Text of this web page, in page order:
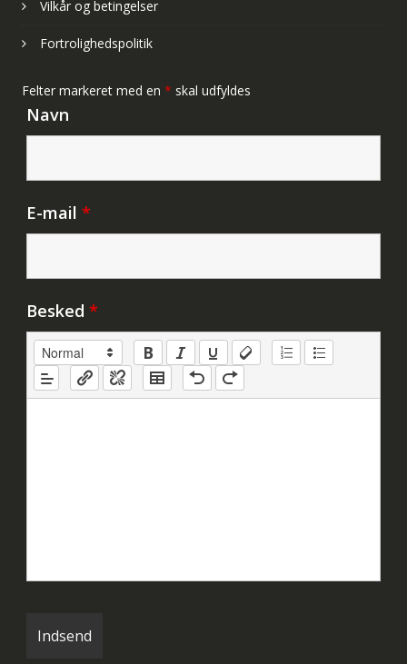
Vilkår og betingelser
Fortrolighedspolitik
Felter markeret med en * skal udfyldes
Navn
E-mail *
Besked *